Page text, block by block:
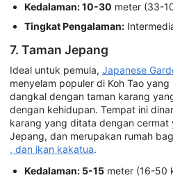
Kedalaman: 10-30 meter (33-
Tingkat Pengalaman:
7. Taman Jepang
Ideal untuk pemula, Japanese
menyelam populer di Koh Tao
dangkal dengan taman karang
dengan kehidupan. Tempat ini
karang yang ditata dengan cermat
Jepang, dan merupakan rumah
, dan ikan kakatua.
Kedalaman: 5-15 meter (16-50